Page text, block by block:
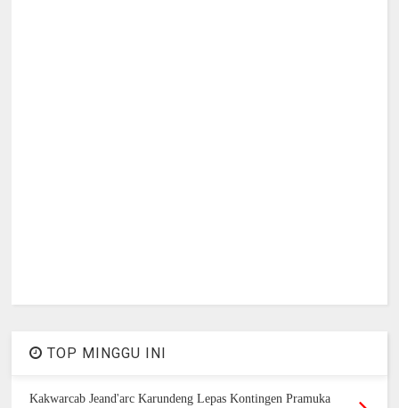
TOP MINGGU INI
Kakwarcab Jeand'arc Karundeng Lepas Kontingen Pramuka